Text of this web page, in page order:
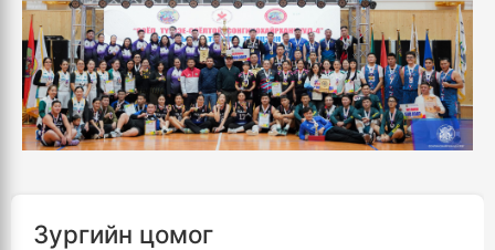
Зургийн цомог